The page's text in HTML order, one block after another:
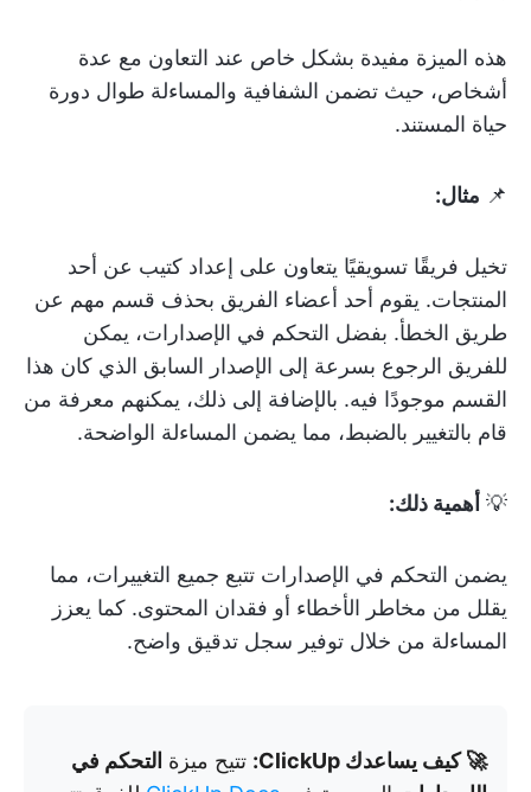
هذه الميزة مفيدة بشكل خاص عند التعاون مع عدة
أشخاص، حيث تضمن الشفافية والمساءلة طوال دورة
حياة المستند.
📌 مثال:
تخيل فريقًا تسويقيًا يتعاون على إعداد كتيب عن أحد
المنتجات. يقوم أحد أعضاء الفريق بحذف قسم مهم عن
طريق الخطأ. بفضل التحكم في الإصدارات، يمكن
للفريق الرجوع بسرعة إلى الإصدار السابق الذي كان هذا
القسم موجودًا فيه. بالإضافة إلى ذلك، يمكنهم معرفة من
قام بالتغيير بالضبط، مما يضمن المساءلة الواضحة.
💡 أهمية ذلك:
يضمن التحكم في الإصدارات تتبع جميع التغييرات، مما
يقلل من مخاطر الأخطاء أو فقدان المحتوى. كما يعزز
المساءلة من خلال توفير سجل تدقيق واضح.
🚀 كيف يساعدك ClickUp: تتيح ميزة التحكم في